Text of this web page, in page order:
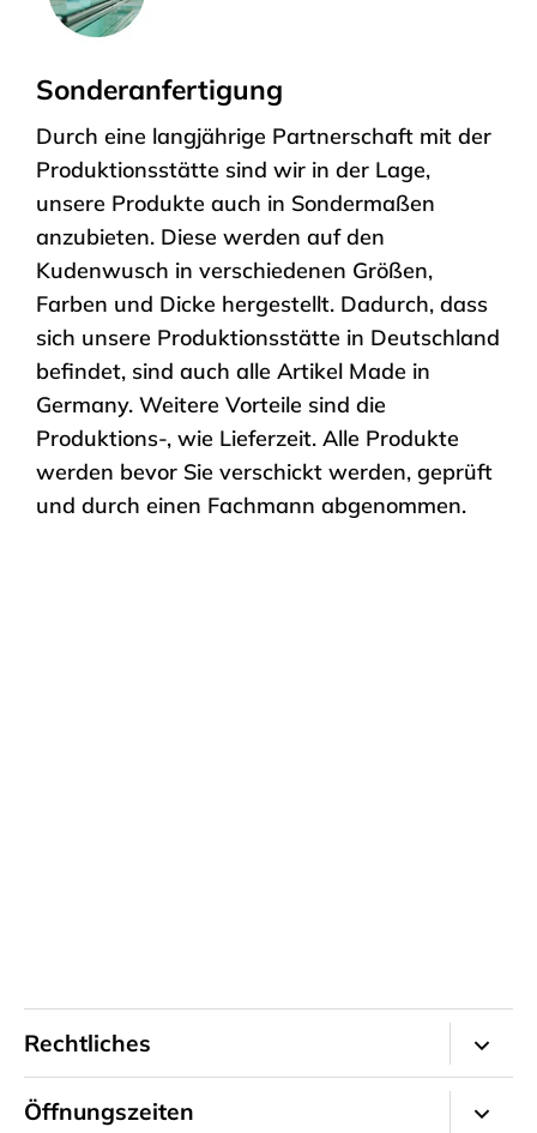
Sonderanfertigung
Durch eine langjährige Partnerschaft mit der
Produktionsstätte sind wir in der Lage,
unsere Produkte auch in Sondermaßen
anzubieten. Diese werden auf den
Kudenwusch in verschiedenen Größen,
Farben und Dicke hergestellt. Dadurch, dass
sich unsere Produktionsstätte in Deutschland
befindet, sind auch alle Artikel Made in
Germany. Weitere Vorteile sind die
Produktions-, wie Lieferzeit. Alle Produkte
werden bevor Sie verschickt werden, geprüft
und durch einen Fachmann abgenommen.
Rechtliches
Impressum
Öffnungszeiten